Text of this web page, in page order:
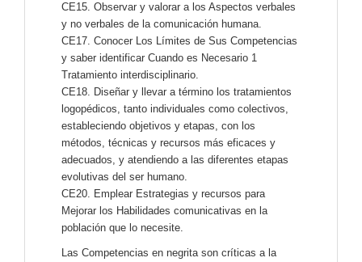
CE15. Observar y valorar a los Aspectos verbales
y no verbales de la comunicación humana.
CE17. Conocer Los Límites de Sus Competencias
y saber identificar Cuando es Necesario 1
Tratamiento interdisciplinario.
CE18. Diseñar y llevar a término los tratamientos
logopédicos, tanto individuales como colectivos,
estableciendo objetivos y etapas, con los
métodos, técnicas y recursos más eficaces y
adecuados, y atendiendo a las diferentes etapas
evolutivas del ser humano.
CE20. Emplear Estrategias y recursos para
Mejorar los Habilidades comunicativas en la
población que lo necesite.
Las Competencias en negrita son críticas a la